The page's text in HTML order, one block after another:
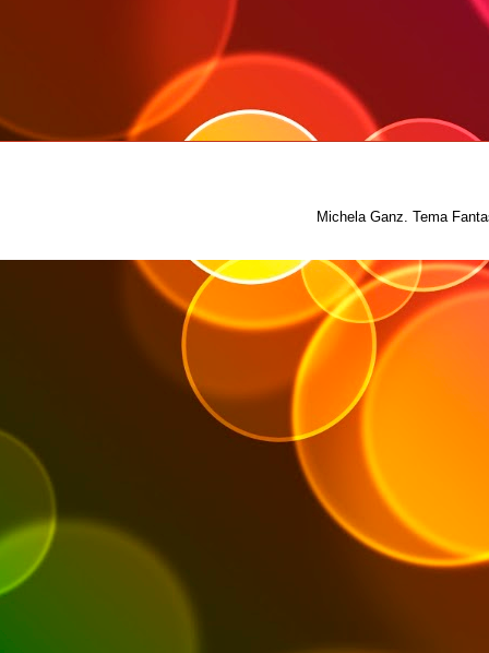
Michela Ganz. Tema